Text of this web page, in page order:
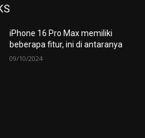
iPhone 16 Pro Max memiliki
beberapa fitur, ini di antaranya
09/10/2024